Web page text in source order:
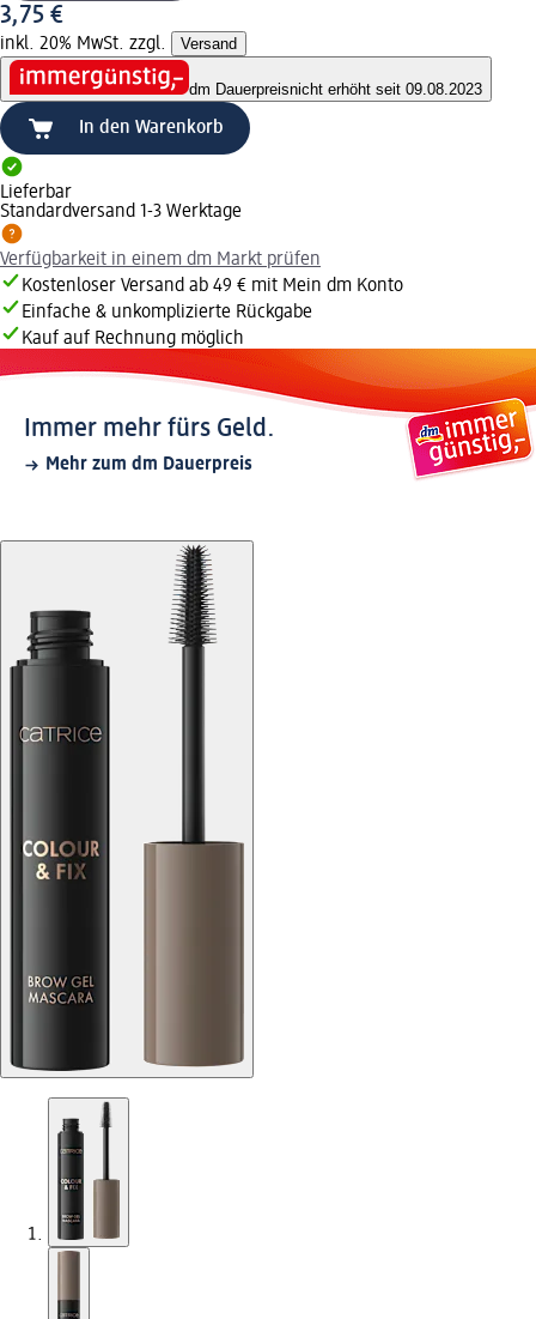
3,75 €
inkl. 20% MwSt. zzgl. Versand
dm Dauerpreisnicht erhöht seit 09.08.2023
In den Warenkorb
Lieferbar
Standardversand 1-3 Werktage
Verfügbarkeit in einem dm Markt prüfen
Kostenloser Versand ab 49 € mit Mein dm Konto
Einfache & unkomplizierte Rückgabe
Kauf auf Rechnung möglich
Immer mehr fürs Geld.
Mehr zum dm Dauerpreis